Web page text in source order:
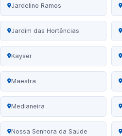
Jardelino Ramos
Jardim das Hortências
Kayser
Maestra
Medianeira
Nossa Senhora da Saúde